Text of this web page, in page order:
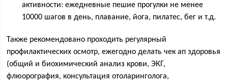
активности: ежедневные пешие прогулки не менее
10000 шагов в день, плавание, йога, пилатес, бег и т.д.
Также рекомендовано проходить регулярный
профилактических осмотр, ежегодно делать чек ап здоровья
(общий и биохимический анализ крови, ЭКГ,
флюорография, консультация отоларинголога,